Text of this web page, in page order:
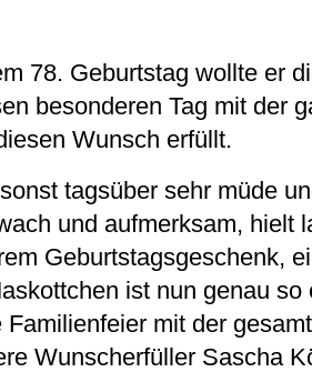
78. Geburtstag wollte er
besonderen Tag mit der
Wunsch erfüllt.
tagsüber sehr müde
und aufmerksam, hielt
Geburtstagsgeschenk,
ist nun genau
Familienfeier mit der
Wunscherfüller Sascha